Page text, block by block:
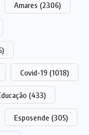
Amares (2306)
Covid-19 (1018)
(433)
Esposende (305)